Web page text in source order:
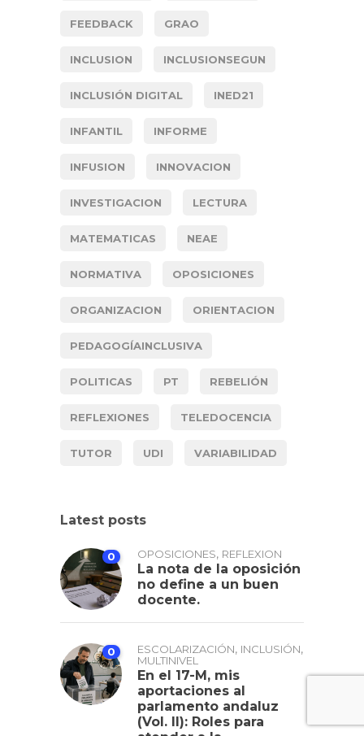
FEEDBACK GRAO
INCLUSION INCLUSIONSEGUN
INCLUSIÓN DIGITAL INED21
INFANTIL INFORME
INFUSION INNOVACION
INVESTIGACION LECTURA
MATEMATICAS NEAE
NORMATIVA OPOSICIONES
ORGANIZACION ORIENTACION
PEDAGOGÍAINCLUSIVA
POLITICAS PT REBELIÓN
REFLEXIONES TELEDOCENCIA
TUTOR UDI VARIABILIDAD
Latest posts
0 OPOSICIONES, REFLEXION
La nota de la oposición
no define a un buen
docente.
0 ESCOLARIZACIÓN, INCLUSIÓN,
MULTINIVEL
En el 17-M, mis
aportaciones al
parlamento andaluz
(Vol. II): Roles para